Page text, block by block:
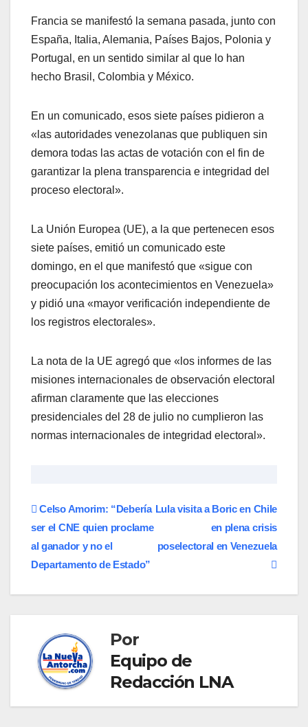
Francia se manifestó la semana pasada, junto con
España, Italia, Alemania, Países Bajos, Polonia y
Portugal, en un sentido similar al que lo han
hecho Brasil, Colombia y México.
En un comunicado, esos siete países pidieron a
«las autoridades venezolanas que publiquen sin
demora todas las actas de votación con el fin de
garantizar la plena transparencia e integridad del
proceso electoral».
La Unión Europea (UE), a la que pertenecen esos
siete países, emitió un comunicado este
domingo, en el que manifestó que «sigue con
preocupación los acontecimientos en Venezuela»
y pidió una «mayor verificación independiente de
los registros electorales».
La nota de la UE agregó que «los informes de las
misiones internacionales de observación electoral
afirman claramente que las elecciones
presidenciales del 28 de julio no cumplieron las
normas internacionales de integridad electoral».
Navegación
de
entradas
Lula visita a Boric en Chile
en plena crisis
poselectoral en Venezuela
Celso Amorim: “Debería
ser el CNE quien proclame
al ganador y no el
Departamento de Estado”
Por
Equipo de
Redacción LNA